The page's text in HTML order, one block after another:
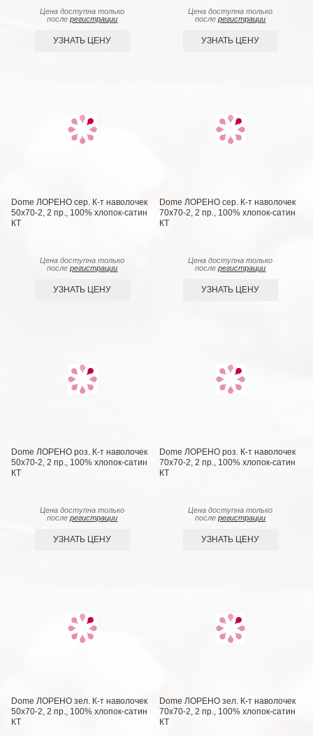
Цена доступна только
послерегистрации
УЗНАТЬ ЦЕНУ
Цена доступна только
послерегистрации
УЗНАТЬ ЦЕНУ
Dome ЛОРЕНО сер. К-т наволочек
50х70-2, 2 пр., 100% хлопок-сатин
КТ
Цена доступна только
послерегистрации
УЗНАТЬ ЦЕНУ
Dome ЛОРЕНО сер. К-т наволочек
70х70-2, 2 пр., 100% хлопок-сатин
КТ
Цена доступна только
послерегистрации
УЗНАТЬ ЦЕНУ
Dome ЛОРЕНО роз. К-т наволочек
50х70-2, 2 пр., 100% хлопок-сатин
КТ
Цена доступна только
послерегистрации
УЗНАТЬ ЦЕНУ
Dome ЛОРЕНО роз. К-т наволочек
70х70-2, 2 пр., 100% хлопок-сатин
КТ
Цена доступна только
послерегистрации
УЗНАТЬ ЦЕНУ
Dome ЛОРЕНО зел. К-т наволочек
50х70-2, 2 пр., 100% хлопок-сатин
КТ
Dome ЛОРЕНО зел. К-т наволочек
70х70-2, 2 пр., 100% хлопок-сатин
КТ